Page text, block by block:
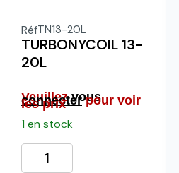
RéfTN13-20L
TURBONYCOIL 13-
20L
Veuillezvous
connecterpour voir
les prix
1 en stock